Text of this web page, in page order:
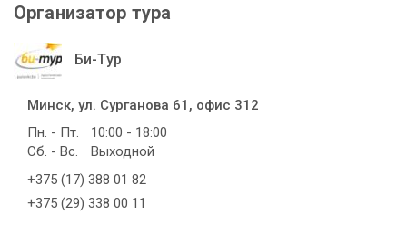
Организатор тура
Би-Тур
Минск, ул. Сурганова 61, офис 312
Пн. - Пт.
10:00 - 18:00
Сб. - Вс.
Выходной
+375 (17) 388 01 82
+375 (29) 338 00 11